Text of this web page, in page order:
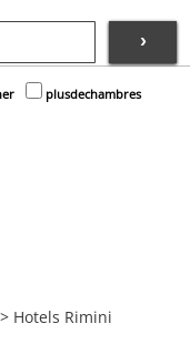
›
plusdechambres
> Hotels Rimini